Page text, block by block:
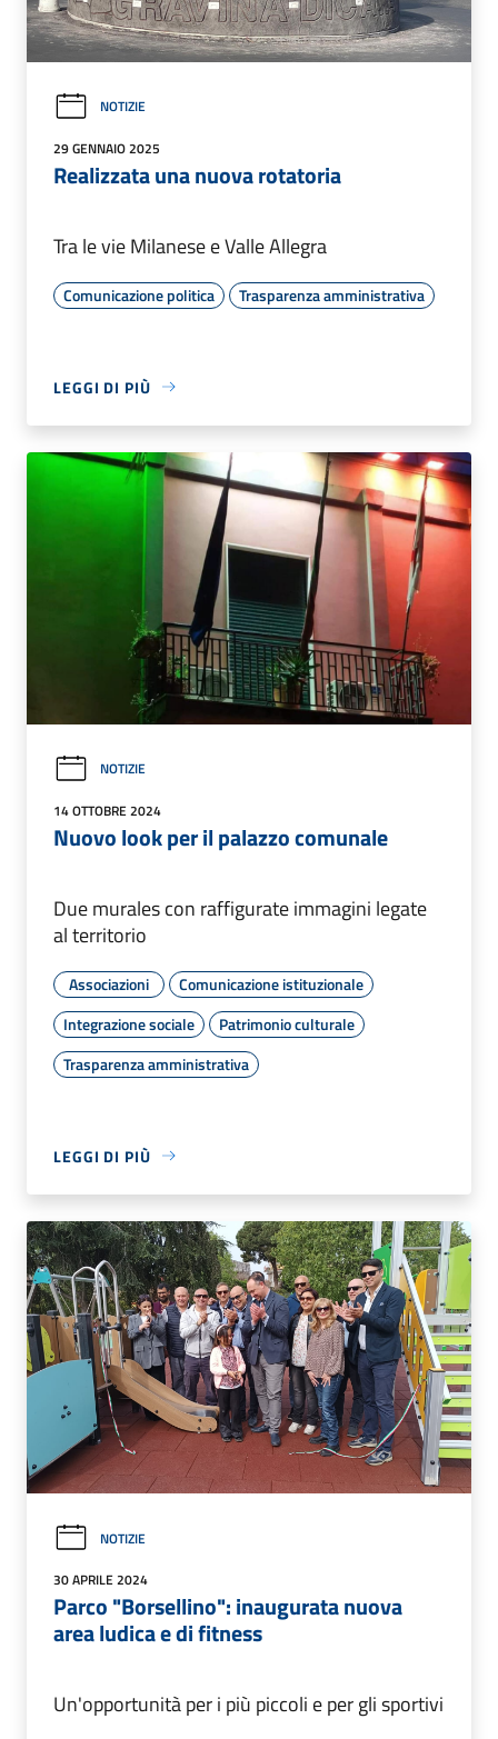
NOTIZIE
29 GENNAIO 2025
Realizzata una nuova rotatoria
Tra le vie Milanese e Valle Allegra
Comunicazione politica Trasparenza amministrativa
LEGGI DI PIÙ
NOTIZIE
14 OTTOBRE 2024
Nuovo look per il palazzo comunale
Due murales con raffigurate immagini legate
al territorio
Associazioni
Comunicazione istituzionale
Integrazione sociale
Patrimonio culturale
Trasparenza amministrativa
LEGGI DI PIÙ
NOTIZIE
30 APRILE 2024
Parco "Borsellino": inaugurata nuova
area ludica e di fitness
Un'opportunità per i più piccoli e per gli sportivi